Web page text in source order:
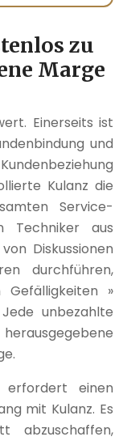
zu
Marge
Einerseits ist
und
Kulanz die
Service-
Techniker aus
Diskussionen
durchführen,
»
unbezahlte
einen
mit Kulanz. Es
abzuschaffen,